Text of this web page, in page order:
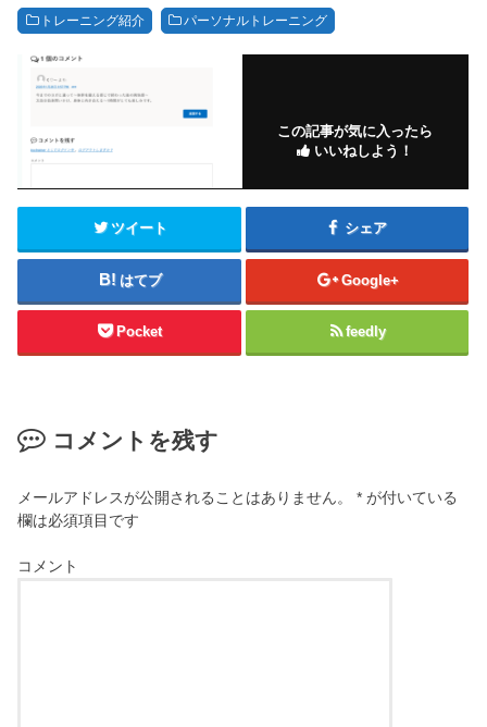
トレーニング紹介 パーソナルトレーニング
この記事が気に入ったら
いいねしよう！
ツイート シェア
はてブ Google+
Pocket feedly
コメントを残す
メールアドレスが公開されることはありません。 * が付いている
欄は必須項目です
コメント